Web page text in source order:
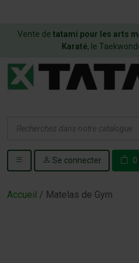
Vente de tatami pour les arts
Karaté, le
de
Se connecter 0
Accueil / Matelas de Gym